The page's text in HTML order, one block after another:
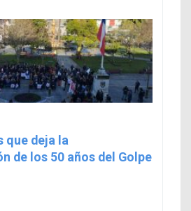
que deja la
de los 50 años del Golpe